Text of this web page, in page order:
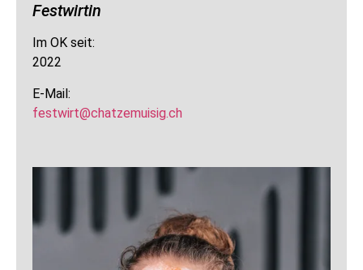
Festwirtin
Im OK seit:
2022
E-Mail:
festwirt@chatzemuisig.ch